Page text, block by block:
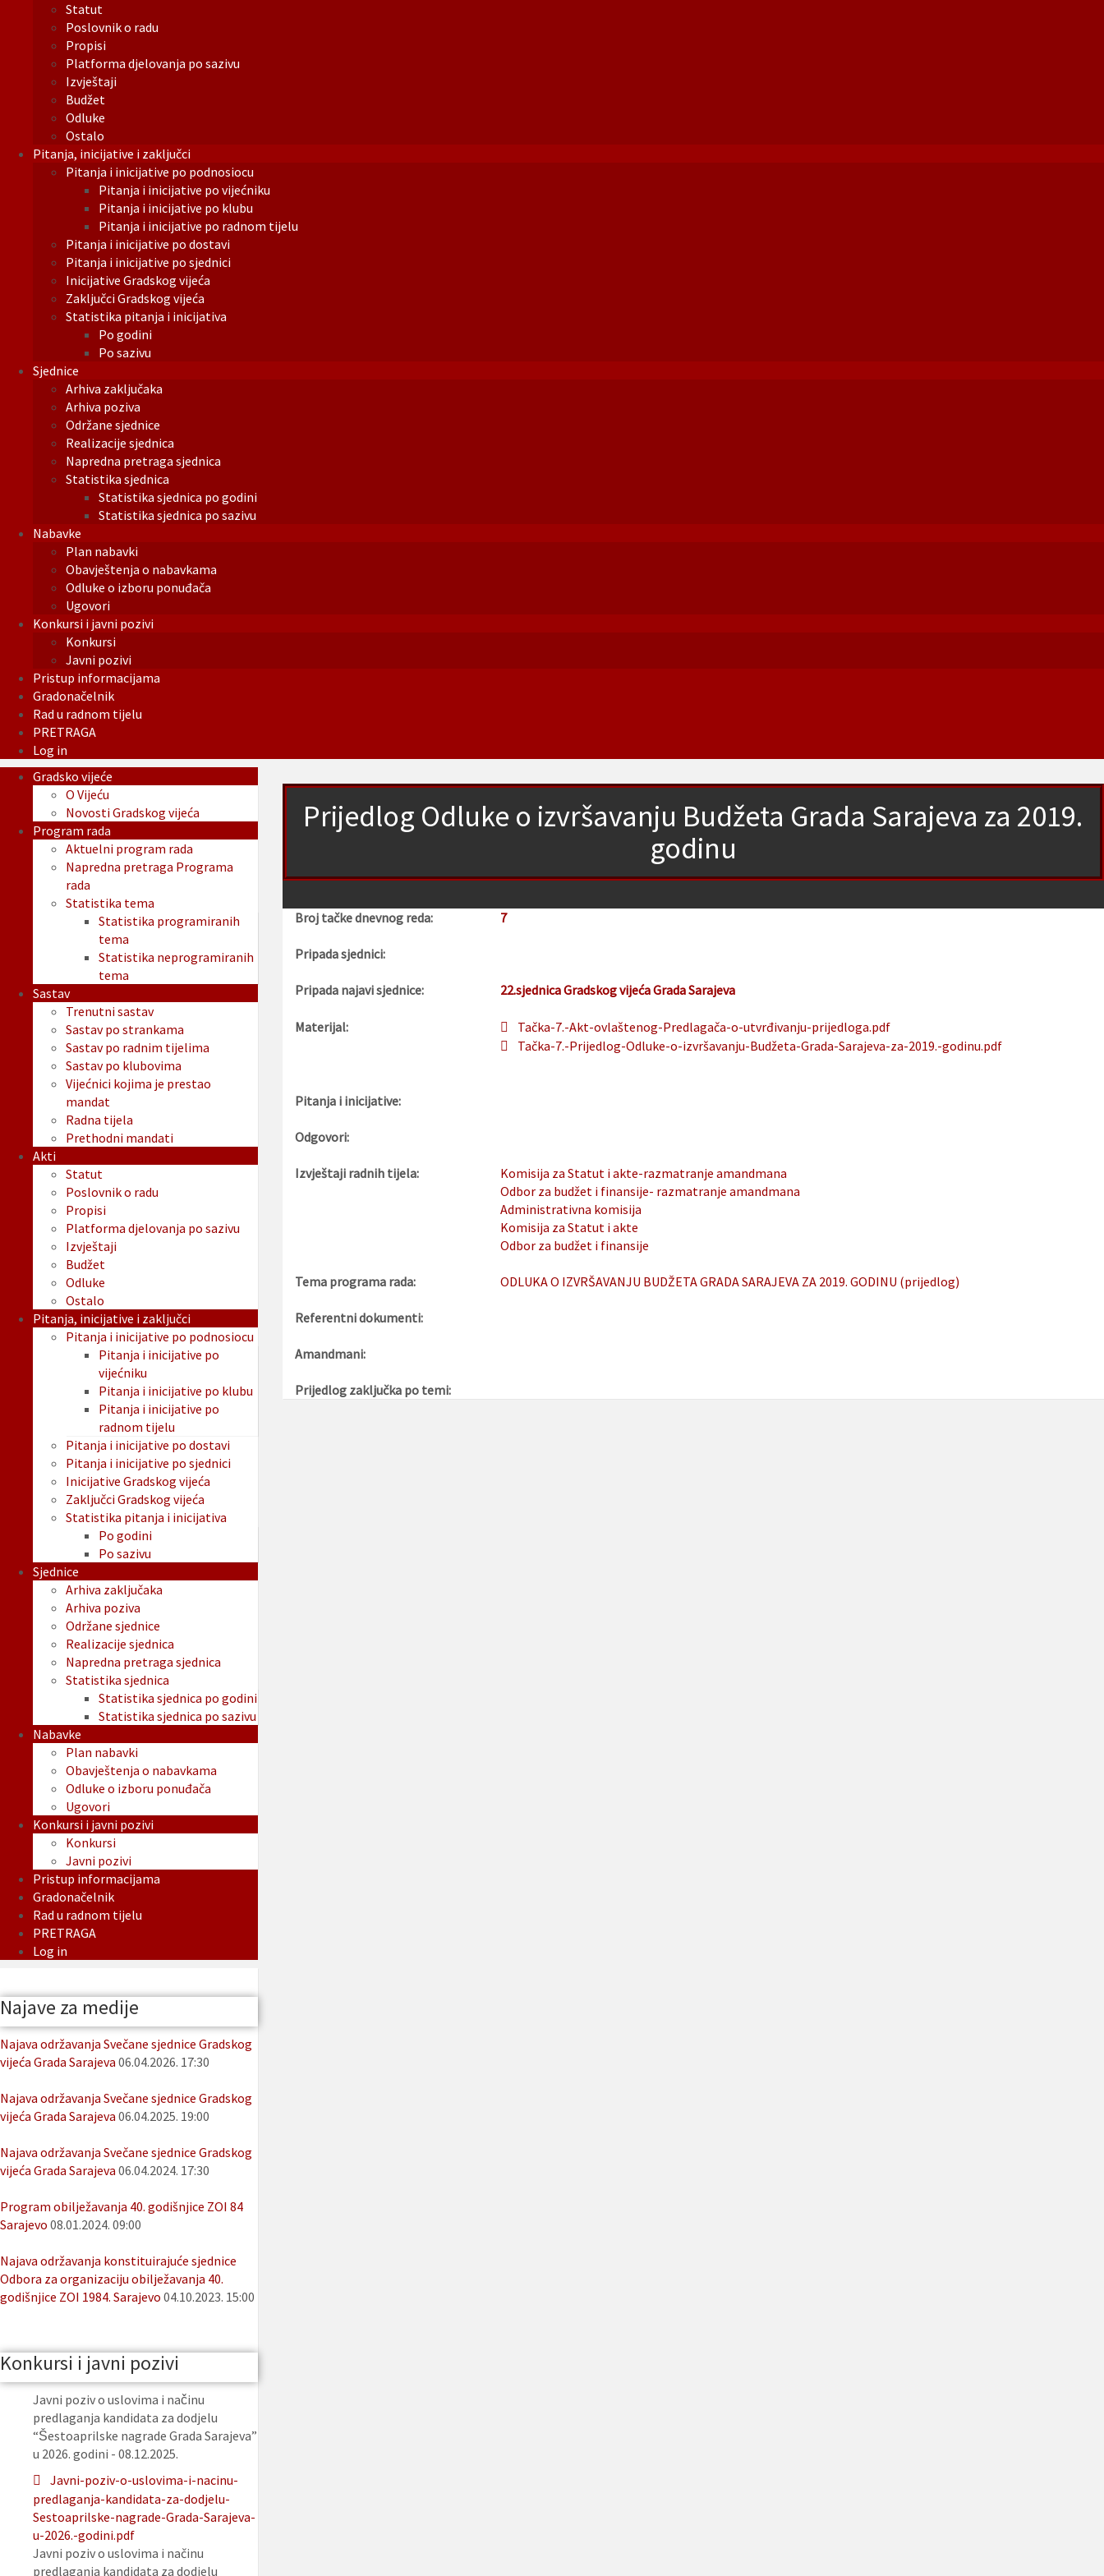
Statut
Poslovnik o radu
Propisi
Platforma djelovanja po sazivu
Izvještaji
Budžet
Odluke
Ostalo
Pitanja, inicijative i zaključci
Pitanja i inicijative po podnosiocu
Pitanja i inicijative po vijećniku
Pitanja i inicijative po klubu
Pitanja i inicijative po radnom tijelu
Pitanja i inicijative po dostavi
Pitanja i inicijative po sjednici
Inicijative Gradskog vijeća
Zaključci Gradskog vijeća
Statistika pitanja i inicijativa
Po godini
Po sazivu
Sjednice
Arhiva zaključaka
Arhiva poziva
Održane sjednice
Realizacije sjednica
Napredna pretraga sjednica
Statistika sjednica
Statistika sjednica po godini
Statistika sjednica po sazivu
Nabavke
Plan nabavki
Obavještenja o nabavkama
Odluke o izboru ponuđača
Ugovori
Konkursi i javni pozivi
Konkursi
Javni pozivi
Pristup informacijama
Gradonačelnik
Rad u radnom tijelu
PRETRAGA
Log in
Prijedlog Odluke o izvršavanju Budžeta Grada Sarajeva za 2019.
godinu
Broj tačke dnevnog reda: 7
Pripada sjednici:
Pripada najavi sjednice: 22.sjednica Gradskog vijeća Grada Sarajeva
Materijal:
Tačka-7.-Akt-ovlaštenog-Predlagača-o-utvrđivanju-prijedloga.pdf
Tačka-7.-Prijedlog-Odluke-o-izvršavanju-Budžeta-Grada-Sarajeva-za-2019.-godinu.pdf
Pitanja i inicijative:
Odgovori:
Izvještaji radnih tijela:
Komisija za Statut i akte-razmatranje amandmana
Odbor za budžet i finansije- razmatranje amandmana
Administrativna komisija
Komisija za Statut i akte
Odbor za budžet i finansije
Tema programa rada: ODLUKA O IZVRŠAVANJU BUDŽETA GRADA SARAJEVA ZA 2019. GODINU (prijedlog)
Referentni dokumenti:
Amandmani:
Prijedlog zaključka po temi:
Gradsko vijeće
O Vijeću
Novosti Gradskog vijeća
Program rada
Aktuelni program rada
Napredna pretraga Programa
rada
Statistika tema
Statistika programiranih
tema
Statistika neprogramiranih
tema
Sastav
Trenutni sastav
Sastav po strankama
Sastav po radnim tijelima
Sastav po klubovima
Vijećnici kojima je prestao
mandat
Radna tijela
Prethodni mandati
Akti
Statut
Poslovnik o radu
Propisi
Platforma djelovanja po sazivu
Izvještaji
Budžet
Odluke
Ostalo
Pitanja, inicijative i zaključci
Pitanja i inicijative po podnosiocu
Pitanja i inicijative po
vijećniku
Pitanja i inicijative po klubu
Pitanja i inicijative po
radnom tijelu
Pitanja i inicijative po dostavi
Pitanja i inicijative po sjednici
Inicijative Gradskog vijeća
Zaključci Gradskog vijeća
Statistika pitanja i inicijativa
Po godini
Po sazivu
Sjednice
Arhiva zaključaka
Arhiva poziva
Održane sjednice
Realizacije sjednica
Napredna pretraga sjednica
Statistika sjednica
Statistika sjednica po godini
Statistika sjednica po sazivu
Nabavke
Plan nabavki
Obavještenja o nabavkama
Odluke o izboru ponuđača
Ugovori
Konkursi i javni pozivi
Konkursi
Javni pozivi
Pristup informacijama
Gradonačelnik
Rad u radnom tijelu
PRETRAGA
Log in
Najave za medije
Najava održavanja Svečane sjednice Gradskog
vijeća Grada Sarajeva 06.04.2026. 17:30
Najava održavanja Svečane sjednice Gradskog
vijeća Grada Sarajeva 06.04.2025. 19:00
Najava održavanja Svečane sjednice Gradskog
vijeća Grada Sarajeva 06.04.2024. 17:30
Program obilježavanja 40. godišnjice ZOI 84
Sarajevo 08.01.2024. 09:00
Najava održavanja konstituirajuće sjednice
Odbora za organizaciju obilježavanja 40.
godišnjice ZOI 1984. Sarajevo 04.10.2023. 15:00
Konkursi i javni pozivi
Javni poziv o uslovima i načinu
predlaganja kandidata za dodjelu
“Šestoaprilske nagrade Grada Sarajeva”
u 2026. godini - 08.12.2025.
Javni-poziv-o-uslovima-i-nacinu-
predlaganja-kandidata-za-dodjelu-
Sestoaprilske-nagrade-Grada-Sarajeva-
u-2026.-godini.pdf
Javni poziv o uslovima i načinu
predlaganja kandidata za dodjelu